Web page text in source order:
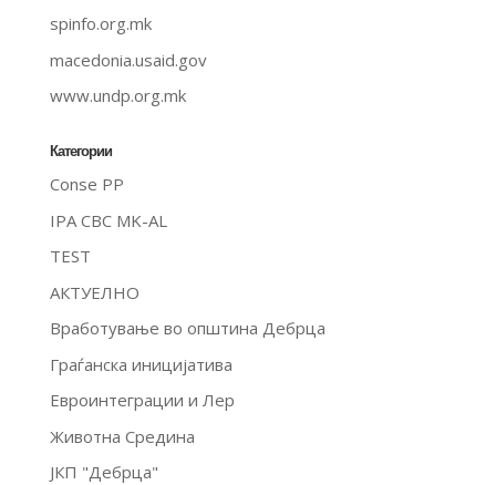
spinfo.org.mk
macedonia.usaid.gov
www.undp.org.mk
Категории
Conse PP
IPA CBC MK-AL
TEST
АКТУЕЛНО
Вработување во општина Дебрца
Граѓанска иницијатива
Евроинтеграции и Лер
Животна Средина
ЈКП "Дебрца"